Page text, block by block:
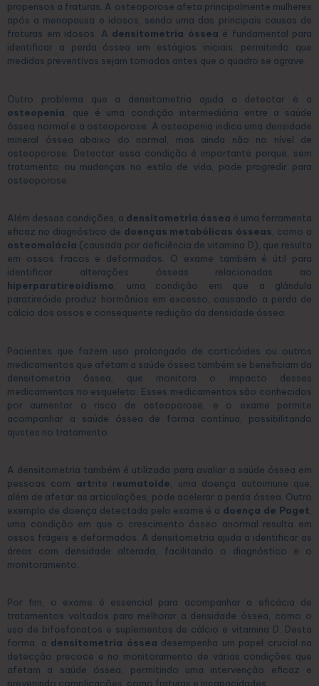
propensos a fraturas. A osteoporose afeta principalmente mulheres
após a menopausa e idosos, sendo uma das principais causas de
fraturas em idosos. A densitometria óssea é fundamental para
identificar a perda óssea em estágios iniciais, permitindo que
medidas preventivas sejam tomadas antes que o quadro se agrave.
Outro problema que a densitometria ajuda a detectar é a
osteopenia , que é uma condição intermediária entre a saúde
óssea normal e a osteoporose. A osteopenia indica uma densidade
mineral óssea abaixo do normal, mas ainda não no nível de
osteoporose. Detectar essa condição é importante porque, sem
tratamento ou mudanças no estilo de vida, pode progredir para
osteoporose.
Além dessas condições, a densitometria óssea é uma ferramenta
eficaz no diagnóstico de doenças metabólicas ósseas , como a
osteomalácia (causada por deficiência de vitamina D), que resulta
em ossos fracos e deformados. O exame também é útil para
identificar alterações ósseas relacionadas ao
hiperparatireoidismo , uma condição em que a glândula
paratireóide produz hormônios em excesso, causando a perda de
cálcio dos ossos e consequente redução da densidade óssea.
Pacientes que fazem uso prolongado de corticóides ou outros
medicamentos que afetam a saúde óssea também se beneficiam da
densitometria óssea, que monitora o impacto desses
medicamentos no esqueleto. Esses medicamentos são conhecidos
por aumentar o risco de osteoporose, e o exame permite
acompanhar a saúde óssea de forma contínua, possibilitando
ajustes no tratamento.
A densitometria também é utilizada para avaliar a saúde óssea em
pessoas com artrite reumatoide , uma doença autoimune que,
além de afetar as articulações, pode acelerar a perda óssea. Outro
exemplo de doença detectada pelo exame é a doença de Paget
uma condição em que o crescimento ósseo anormal resulta em
ossos frágeis e deformados. A densitometria ajuda a identificar as
áreas com densidade alterada, facilitando o diagnóstico e o
monitoramento.
Por fim, o exame é essencial para acompanhar a eficácia de
tratamentos voltados para melhorar a densidade óssea, como o
uso de bifosfonatos e suplementos de cálcio e vitamina D. Desta
forma, a densitometria óssea desempenha um papel crucial na
detecção precoce e no monitoramento de várias condições que
afetam a saúde óssea, permitindo uma intervenção eficaz e
prevenindo complicações, como fraturas e incapacidades.